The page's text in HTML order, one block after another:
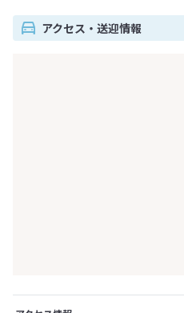
アクセス・送迎情報